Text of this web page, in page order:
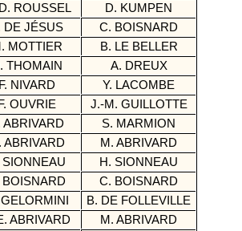
ROUSSEL
D. KUMPEN
DE JÉSUS
C. BOISNARD
MOTTIER
B. LE BELLER
THOMAIN
A. DREUX
F. NIVARD
Y. LACOMBE
OUVRIE
J.-M. GUILLOTTE
ABRIVARD
S. MARMION
ABRIVARD
M. ABRIVARD
SIONNEAU
H. SIONNEAU
BOISNARD
C. BOISNARD
B. DE FOLLEVILLE
ABRIVARD
M. ABRIVARD